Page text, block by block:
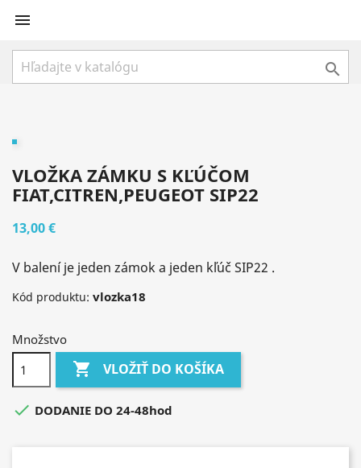


VLOŽKA ZÁMKU S KĽÚČOM
FIAT,CITREN,PEUGEOT SIP22
13,00 €
V balení je jeden zámok a jeden kľúč SIP22 .
Kód produktu: vlozka18
Množstvo
 VLOŽIŤ DO KOŠÍKA
 DODANIE DO 24-48hod